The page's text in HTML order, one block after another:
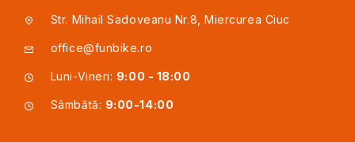
Str. Mihail Sadoveanu Nr.8, Miercurea Ciuc
office@funbike.ro
Luni-Vineri: 9:00 - 18:00
Sâmbătă: 9:00-14:00